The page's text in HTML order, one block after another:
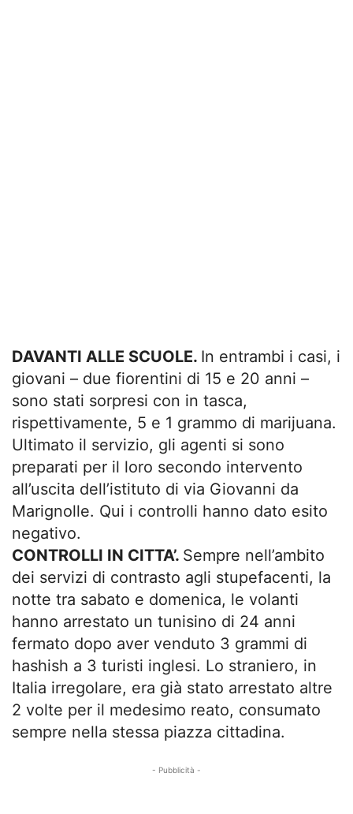
DAVANTI ALLE SCUOLE. In entrambi i casi, i
giovani – due fiorentini di 15 e 20 anni –
sono stati sorpresi con in tasca,
rispettivamente, 5 e 1 grammo di marijuana.
Ultimato il servizio, gli agenti si sono
preparati per il loro secondo intervento
all’uscita dell’istituto di via Giovanni da
Marignolle. Qui i controlli hanno dato esito
negativo.
CONTROLLI IN CITTA’. Sempre nell’ambito
dei servizi di contrasto agli stupefacenti, la
notte tra sabato e domenica, le volanti
hanno arrestato un tunisino di 24 anni
fermato dopo aver venduto 3 grammi di
hashish a 3 turisti inglesi. Lo straniero, in
Italia irregolare, era già stato arrestato altre
2 volte per il medesimo reato, consumato
sempre nella stessa piazza cittadina.
- Pubblicità -